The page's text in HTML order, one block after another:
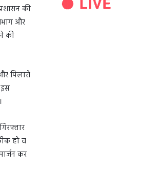
की
और
की
पिलाते
हो व
कर